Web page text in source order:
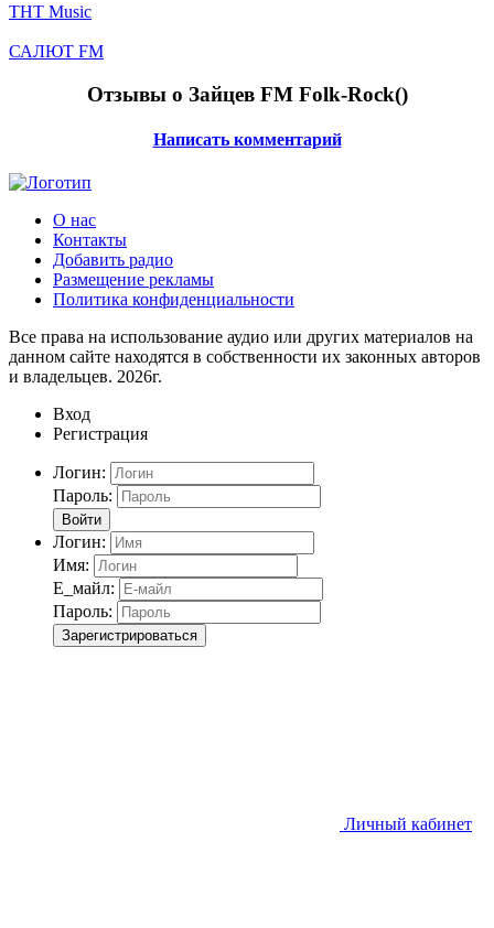
ТНТ Music
САЛЮТ FM
Отзывы о Зайцев FM Folk-Rock()
Написать комментарий
О нас
Контакты
Добавить радио
Размещение рекламы
Политика конфиденциальности
Все права на использование аудио или других материалов на
данном сайте находятся в собственности их законных авторов
и владельцев. 2026г.
Вход
Регистрация
Логин:
Пароль:
Войти
Логин:
Имя:
Е_майл:
Пароль:
Зарегистрироваться
Личный кабинет